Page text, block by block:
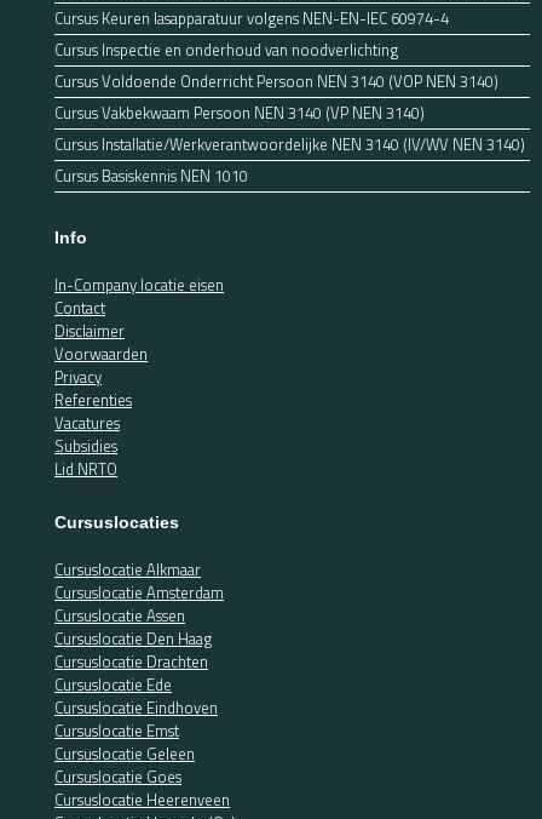
Cursus Keuren lasapparatuur volgens NEN-EN-IEC 60974-4
Cursus Inspectie en onderhoud van noodverlichting
Cursus Voldoende Onderricht Persoon NEN 3140 (VOP NEN 3140)
Cursus Vakbekwaam Persoon NEN 3140 (VP NEN 3140)
Cursus Installatie/Werkverantwoordelijke NEN 3140 (IV/WV NEN 3140)
Cursus Basiskennis NEN 1010
Info
In-Company locatie eisen
Contact
Disclaimer
Voorwaarden
Privacy
Referenties
Vacatures
Subsidies
Lid NRTO
Cursuslocaties
Cursuslocatie Alkmaar
Cursuslocatie Amsterdam
Cursuslocatie Assen
Cursuslocatie Den Haag
Cursuslocatie Drachten
Cursuslocatie Ede
Cursuslocatie Eindhoven
Cursuslocatie Emst
Cursuslocatie Geleen
Cursuslocatie Goes
Cursuslocatie Heerenveen